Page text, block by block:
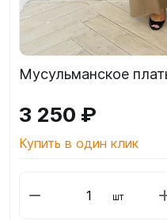
Мусульманское
3 250 ₽
Купить в один клик
шт